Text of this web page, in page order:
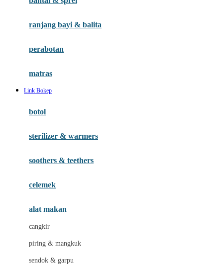
Habbie
Haenim
Hauck
Havaianas
Hybrid
I
Inlacta DHA
Ivenet
ranjang bayi & balita
perabotan
matras
Link Bokep
botol
sterilizer & warmers
soothers & teethers
celemek
alat makan
cangkir
piring & mangkuk
sendok & garpu